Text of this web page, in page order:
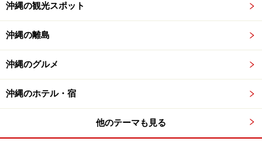
沖縄の観光スポット
沖縄の離島
沖縄のグルメ
沖縄のホテル・宿
他のテーマも見る